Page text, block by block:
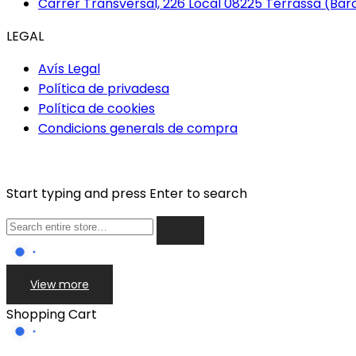
LEGAL
Avís Legal
Política de privadesa
Política de cookies
Condicions generals de compra
Start typing and press Enter to search
View more
Shopping Cart